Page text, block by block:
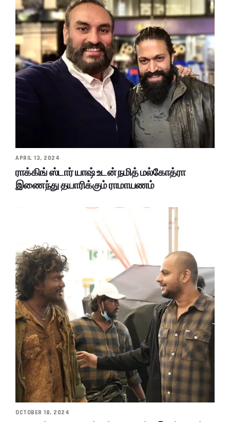
APRIL 13, 2024
ராக்கிங் ஸ்டார் யாஷ் உடன் நமித் மல்கோத்ரா
இணைந்து தயாரிக்கும் ராமாயணம்
OCTOBER 18, 2024